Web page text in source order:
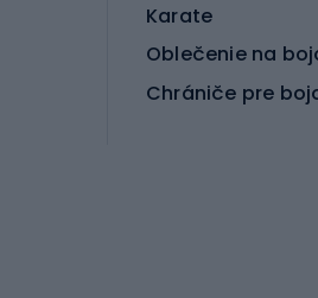
Karate
Oblečenie na
Chrániče pre